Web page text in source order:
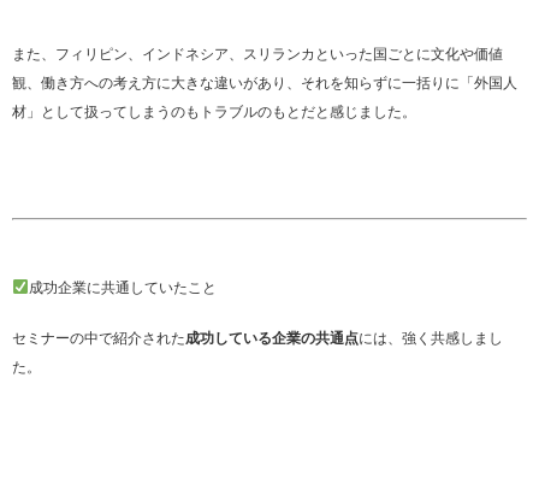
また、フィリピン、インドネシア、スリランカといった国ごとに文化や価値
観、働き方への考え方に大きな違いがあり、それを知らずに一括りに「外国人
材」として扱ってしまうのもトラブルのもとだと感じました。
成功企業に共通していたこと
セミナーの中で紹介された成功している企業の共通点には、強く共感しまし
た。